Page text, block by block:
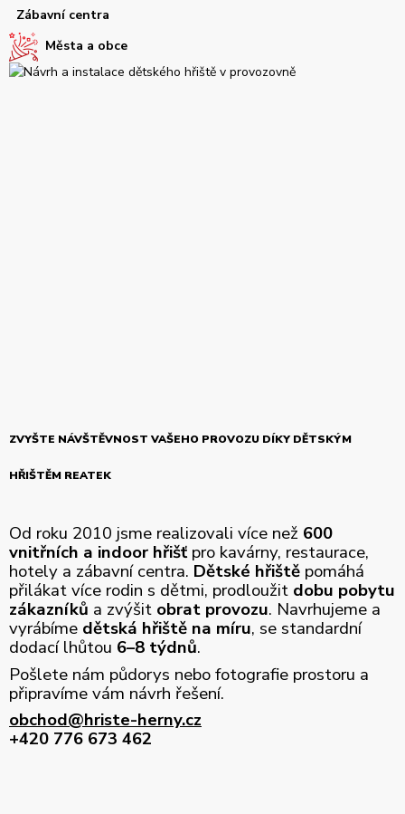
Zábavní centra
Města a obce
ZVYŠTE NÁVŠTĚVNOST VAŠEHO PROVOZU DÍKY DĚTSKÝM
HŘIŠTĚM REATEK
Od roku 2010 jsme realizovali více než 600
vnitřních a indoor hřišťpro kavárny, restaurace,
hotely a zábavní centra. Dětské hřiště pomáhá
přilákat více rodin s dětmi, prodloužit dobu pobytu
zákazníků a zvýšit obrat provozu. Navrhujeme a
vyrábíme dětská hřiště na míru, se standardní
dodací lhůtou 6–8 týdnů.
Pošlete nám půdorys nebo fotografie prostoru a
připravíme vám návrh řešení.
obchod@hriste-herny.cz
+420 776 673 462